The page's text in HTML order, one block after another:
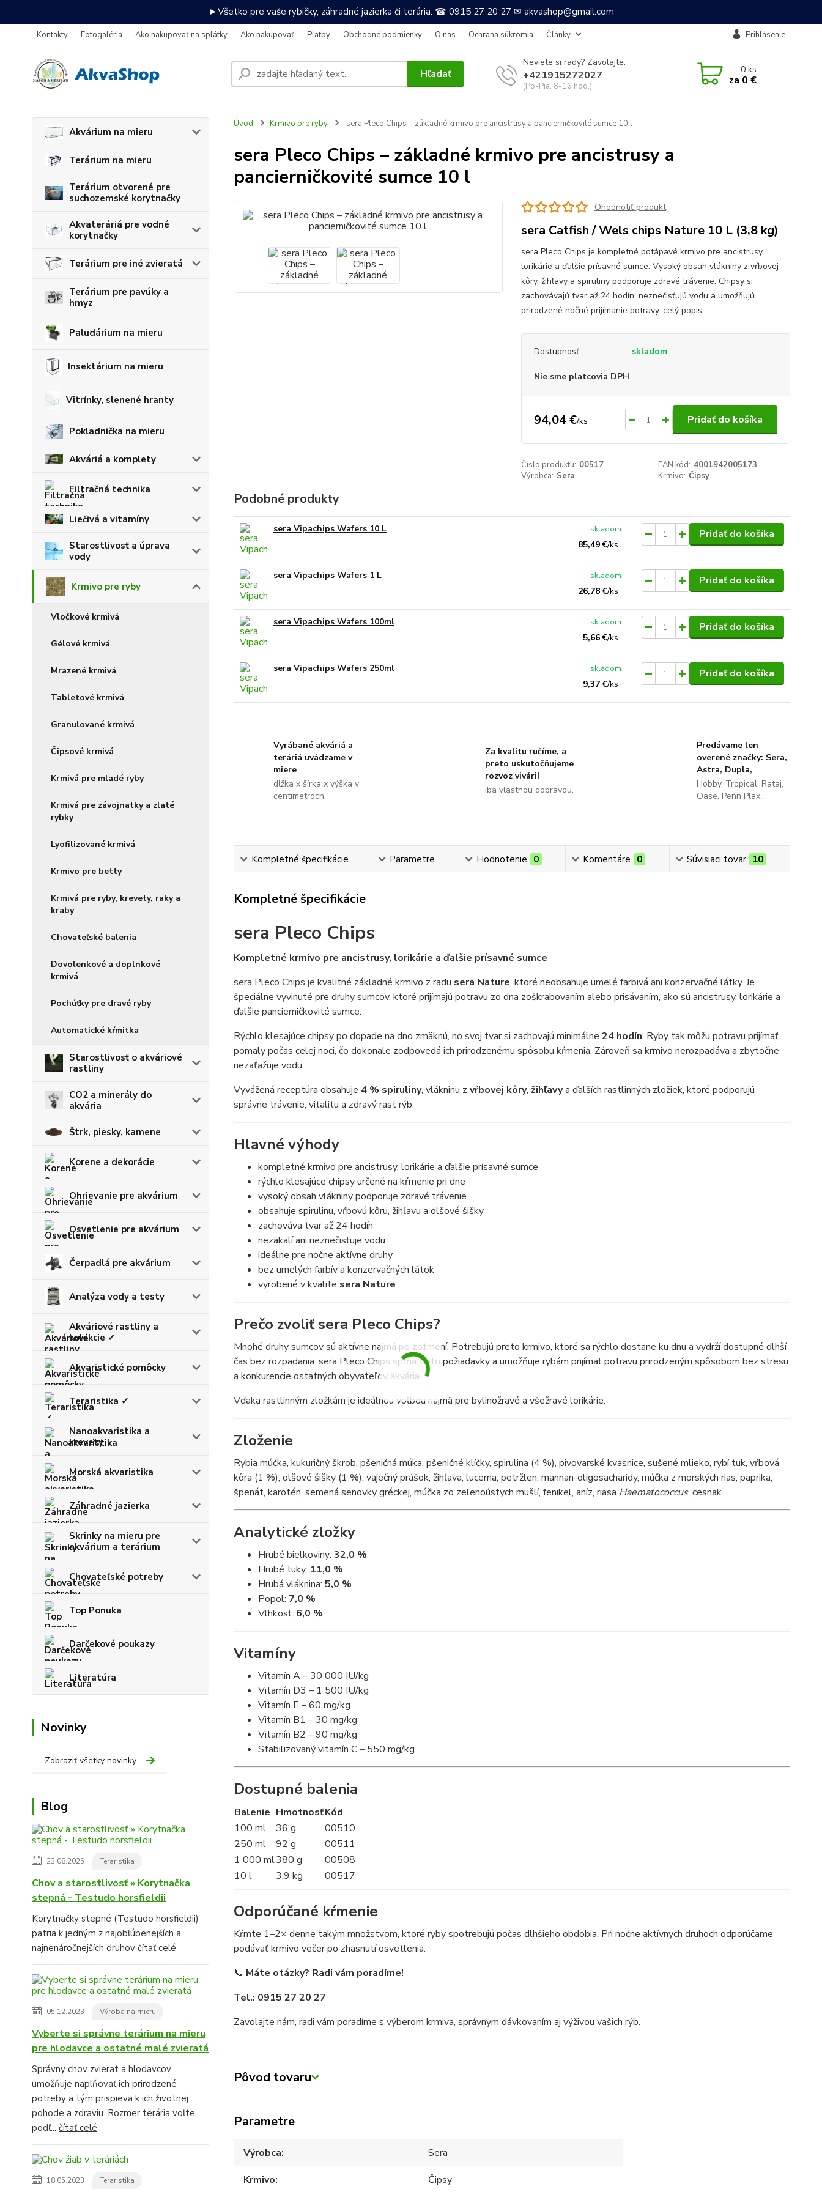
►Všetko pre vaše rybičky, záhradné jazierka či terária. ☎ 0915 27 20 27 ✉ akvashop@gmail.com
Kontakty Fotogaléria Ako nakupovať na splátky Ako nakupovať Platby Obchodné podmienky O nás Ochrana súkromia Články Prihlásenie
Hľadať
Neviete si rady? Zavolajte.
+421915272027
(Po-Pia, 8-16 hod.)
0ks
za 0 €
Akvárium na mieru
Terárium na mieru
Terárium otvorené pre
suchozemské korytnačky
Akvateráriá pre vodné
korytnačky
Terárium pre iné zvieratá
Terárium pre pavúky a
hmyz
Paludárium na mieru
Insektárium na mieru
Vitrínky, slenené hranty
Pokladnička na mieru
Akváriá a komplety
Filtračná technika
Liečivá a vitamíny
Starostlivosť a úprava
vody
Krmivo pre ryby
Vločkové krmivá
Gélové krmivá
Mrazené krmivá
Tabletové krmivá
Granulované krmivá
Čipsové krmivá
Krmivá pre mladé ryby
Krmivá pre závojnatky a zlaté
rybky
Lyofilizované krmivá
Krmivo pre betty
Krmivá pre ryby, krevety, raky a
kraby
Chovateľské balenia
Dovolenkové a doplnkové
krmivá
Pochúťky pre dravé ryby
Automatické kŕmitka
Starostlivosť o akváriové
rastliny
CO2 a minerály do
akvária
Štrk, piesky, kamene
Korene a dekorácie
Ohrievanie pre akvárium
Osvetlenie pre akvárium
Čerpadlá pre akvárium
Analýza vody a testy
Akváriové rastliny a
kolekcie ✓
Akvaristické pomôcky
Teraristika ✓
Nanoakvaristika a
krevety
Morská akvaristika
Záhradné jazierka
Skrinky na mieru pre
akvárium a terárium
Chovateľské potreby
Top Ponuka
Darčekové poukazy
Literatúra
Novinky
Zobraziť všetky novinky
Blog
23.08.2025 Teraristika
Chov a starostlivosť » Korytnačka
stepná - Testudo horsfieldii
Korytnačky stepné (Testudo horsfieldii)
patria k jedným z najobľúbenejších a
najnenáročnejších druhov čítať celé
05.12.2023 Výroba na mieru
Vyberte si správne terárium na mieru
pre hlodavce a ostatné malé zvieratá
Správny chov zvierat a hlodavcov
umožňuje naplňovať ich prirodzené
potreby a tým prispieva k ich životnej
pohode a zdraviu. Rozmer terária voľte
podľ... čítať celé
18.05.2023 Teraristika
Úvod Krmivo pre ryby sera Pleco Chips – základné krmivo pre ancistrusy a pancierničkovité sumce 10 l
sera Pleco Chips – základné krmivo pre ancistrusy a
pancierničkovité sumce 10 l
Ohodnotiť produkt
sera Catfish / Wels chips Nature 10 L (3,8 kg)
sera Pleco Chips je kompletné potápavé krmivo pre ancistrusy,
lorikárie a ďalšie prísavné sumce. Vysoký obsah vlákniny z vŕbovej
kôry, žihľavy a spiruliny podporuje zdravé trávenie. Chipsy si
zachovávajú tvar až 24 hodín, neznečisťujú vodu a umožňujú
prirodzené nočné prijímanie potravy. celý popis
Dostupnosť skladom
Nie sme platcovia DPH
94,04 €/ks Pridať do košíka
Číslo produktu: 00517 EAN kód: 4001942005173
Výrobca: Sera Krmivo: Čipsy
Podobné produkty
sera Vipachips Wafers 10 L
85,49 €/ks
skladom Pridať do košíka
sera Vipachips Wafers 1 L
26,78 €/ks
skladom Pridať do košíka
sera Vipachips Wafers 100ml
5,66 €/ks
skladom Pridať do košíka
sera Vipachips Wafers 250ml
9,37 €/ks
skladom Pridať do košíka
Vyrábané akváriá a
teráriá uvádzame v
miere
dĺžka x šírka x výška v
centimetroch.
Za kvalitu ručíme, a
preto uskutočňujeme
rozvoz vivárií
iba vlastnou dopravou.
Predávame len
overené značky: Sera,
Astra, Dupla,
Hobby, Tropical, Rataj,
Oase, Penn Plax...
Kompletné špecifikácie Parametre Hodnotenie 0 Komentáre 0 Súvisiaci tovar 10
Kompletné špecifikácie
sera Pleco Chips
Kompletné krmivo pre ancistrusy, lorikárie a ďalšie prísavné sumce
sera Pleco Chips je kvalitné základné krmivo z radu sera Nature, ktoré neobsahuje umelé farbivá ani konzervačné látky. Je
špeciálne vyvinuté pre druhy sumcov, ktoré prijímajú potravu zo dna zoškrabovaním alebo prisávaním, ako sú ancistrusy, lorikárie a
ďalšie pancierničkovité sumce.
Rýchlo klesajúce chipsy po dopade na dno zmäknú, no svoj tvar si zachovajú minimálne 24 hodín. Ryby tak môžu potravu prijímať
pomaly počas celej noci, čo dokonale zodpovedá ich prirodzenému spôsobu kŕmenia. Zároveň sa krmivo nerozpadáva a zbytočne
nezaťažuje vodu.
Vyvážená receptúra obsahuje 4 % spiruliny, vlákninu z vŕbovej kôry, žihľavya ďalších rastlinných zložiek, ktoré podporujú
správne trávenie, vitalitu a zdravý rast rýb.
Hlavné výhody
kompletné krmivo pre ancistrusy, lorikárie a ďalšie prísavné sumce
rýchlo klesajúce chipsy určené na kŕmenie pri dne
vysoký obsah vlákniny podporuje zdravé trávenie
obsahuje spirulinu, vŕbovú kôru, žihľavu a olšové šišky
zachováva tvar až 24 hodín
nezakalí ani neznečisťuje vodu
ideálne pre nočne aktívne druhy
bez umelých farbív a konzervačných látok
vyrobené v kvalite sera Nature
Prečo zvoliť sera Pleco Chips?
Mnohé druhy sumcov sú aktívne najmä po zotmení. Potrebujú preto krmivo, ktoré sa rýchlo dostane ku dnu a vydrží dostupné dlhší
čas bez rozpadania. sera Pleco Chips spĺňa tieto požiadavky a umožňuje rybám prijímať potravu prirodzeným spôsobom bez stresu
a konkurencie ostatných obyvateľov akvária.
Vďaka rastlinným zložkám je ideálnou voľbou najmä pre bylinožravé a všežravé lorikárie.
Zloženie
Rybia múčka, kukuričný škrob, pšeničná múka, pšeničné klíčky, spirulina (4 %), pivovarské kvasnice, sušené mlieko, rybí tuk, vŕbová
kôra (1 %), olšové šišky (1 %), vaječný prášok, žihľava, lucerna, petržlen, mannan-oligosacharidy, múčka z morských rias, paprika,
špenát, karotén, semená senovky gréckej, múčka zo zelenoústych mušlí, fenikel, aníz, riasa Haematococcus, cesnak.
Analytické zložky
Hrubé bielkoviny: 32,0 %
Hrubé tuky: 11,0 %
Hrubá vláknina: 5,0 %
Popol: 7,0 %
Vlhkosť: 6,0 %
Vitamíny
Vitamín A – 30 000 IU/kg
Vitamín D3 – 1 500 IU/kg
Vitamín E – 60 mg/kg
Vitamín B1 – 30 mg/kg
Vitamín B2 – 90 mg/kg
Stabilizovaný vitamín C – 550 mg/kg
Dostupné balenia
Balenie HmotnosťKód
100 ml
36 g
00510
250 ml
92 g
00511
1 000 ml380 g
00508
10 l
3,9 kg 00517
Odporúčané kŕmenie
Kŕmte 1–2× denne takým množstvom, ktoré ryby spotrebujú počas dlhšieho obdobia. Pri nočne aktívnych druhoch odporúčame
podávať krmivo večer po zhasnutí osvetlenia.
📞 Máte otázky? Radi vám poradíme!
Tel.: 0915 27 20 27
Zavolajte nám, radi vám poradíme s výberom krmiva, správnym dávkovaním aj výživou vašich rýb.
Pôvod tovaru
Parametre
Výrobca
Sera
Krmivo
Čipsy